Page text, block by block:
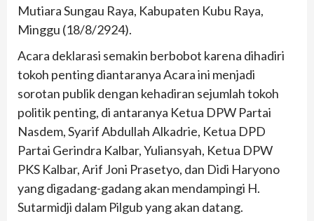
Mutiara Sungau Raya, Kabupaten Kubu Raya,
Minggu (18/8/2924).
Acara deklarasi semakin berbobot karena dihadiri
tokoh penting diantaranya Acara ini menjadi
sorotan publik dengan kehadiran sejumlah tokoh
politik penting, di antaranya Ketua DPW Partai
Nasdem, Syarif Abdullah Alkadrie, Ketua DPD
Partai Gerindra Kalbar, Yuliansyah, Ketua DPW
PKS Kalbar, Arif Joni Prasetyo, dan Didi Haryono
yang digadang-gadang akan mendampingi H.
Sutarmidji dalam Pilgub yang akan datang.